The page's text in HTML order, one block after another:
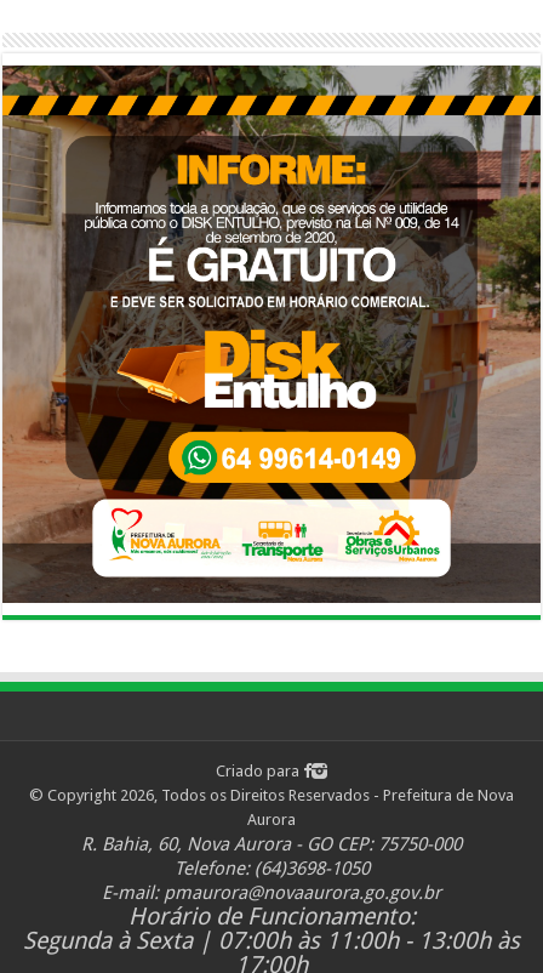
Criado para
© Copyright 2026, Todos os Direitos Reservados - Prefeitura de Nova
Aurora
R. Bahia, 60, Nova Aurora - GO CEP: 75750-000
Telefone: (64)3698-1050
E-mail: pmaurora@novaaurora.go.gov.br
Horário de Funcionamento:
Segunda à Sexta | 07:00h às 11:00h - 13:00h às
17:00h